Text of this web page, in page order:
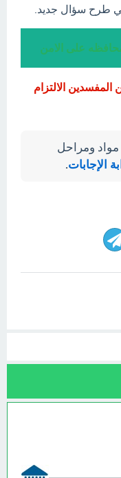
طرح سؤال جديد.
على الامن
المفسدين الالتزام
مواد ومراحل
الإجابات.